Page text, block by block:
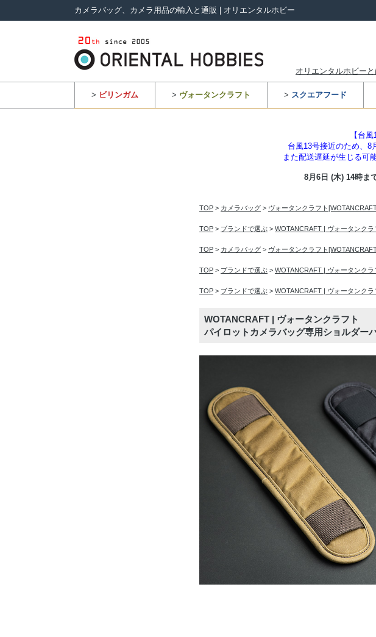
カメラバッグ、カメラ用品の輸入と通販 | オリエンタルホビー
オリエンタルホビーと
> ビリンガム > ヴォータンクラフト > スクエアフード
【台
台風13号接近のため、8
また配送遅延が生じる可
8月6日 (木) 14時ま
TOP > カメラバッグ > ヴォータンクラフト
TOP > ブランドで選ぶ > WOTANCRAFT | ヴォータンクラ
TOP > カメラバッグ > ヴォータンクラフト
TOP > ブランドで選ぶ > WOTANCRAFT | ヴォータンクラ
TOP > ブランドで選ぶ > WOTANCRAFT | ヴォータンクラ
WOTANCRAFT | ヴォータンクラフト
パイロットカメラバッグ専用ショルダー